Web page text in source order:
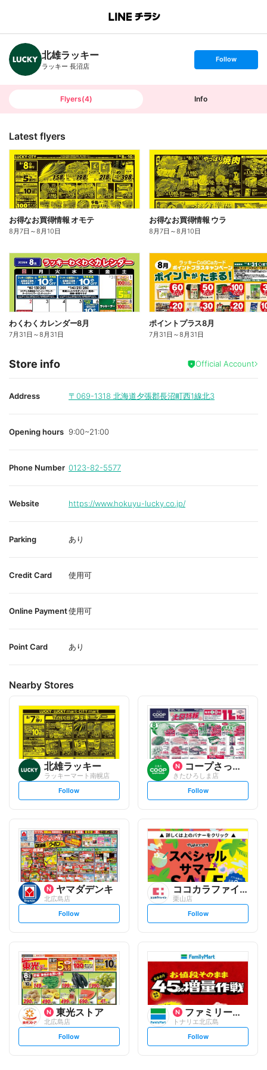
B
n
c
h
T
北雄ラッキー
ラッキー 長沼店
s
t
o
Follow
Flyers(4) Info
Latest flyers
お得なお買得情報 オモテ
8月7日 ～8月10日
お得なお買得情報 ウラ
8月7日 ～8月10日
わくわくカレンダー8月
7月31日 ～8月31日
ポイントプラス8月
7月31日 ～8月31日
Store info Official Account
Address 〒069-1318 北海道夕張郡長沼町西1線北3
Opening hours 9:00~21:00
Phone Number 0123-82-5577
Website https://www.hokuyu-lucky.co.jp/
Parking あり
Credit Card 使用可
Online Payment使用可
Point Card あり
Nearby Stores
北雄ラッキー
ラッキーマート南幌店
s
t
l
o
w
Follow
コープさっぽろ
きたひろしま店
s
t
l
o
w
Follow
ヤマダデンキ
北広島店
s
t
o
w
Follow
ココカラファイン
栗山店
s
t
o
Follow
東光ストア
北広島店
s
t
Follow
ファミリーマート
トナリエ北広島
s
t
Follow